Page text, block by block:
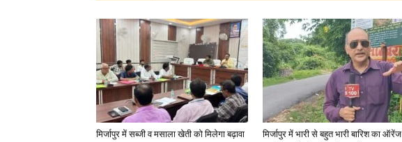
मिर्जापुर में सब्जी व मसाला खेती को मिलेगा बढ़ावा
मिर्जापुर में भारी से बहुत भारी बारिश का ऑरेंज